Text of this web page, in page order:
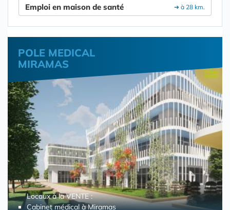
➔ à 28 km.
Emploi en maison de santé
POLE MEDICAL
MIRAMAS
Locaux à la VENTE :
Cabinet médical à Miramas